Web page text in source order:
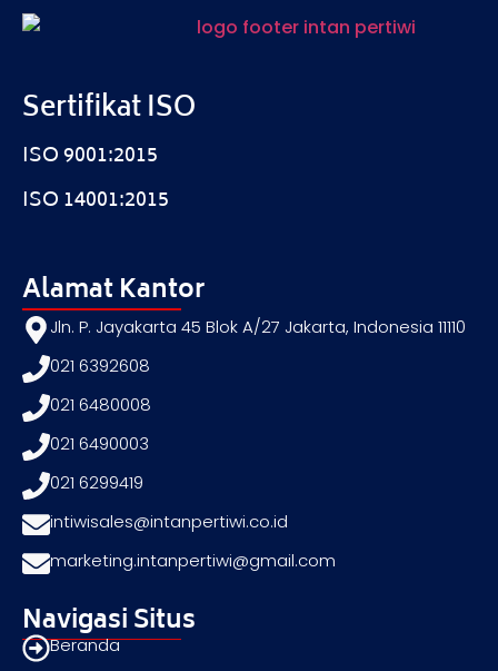
Sertifikat ISO
ISO 9001:2015
ISO 14001:2015
Alamat Kantor
Jln. P. Jayakarta 45 Blok A/27 Jakarta, Indonesia 11110
021 6392608
021 6480008
021 6490003
021 6299419
intiwisales@intanpertiwi.co.id
marketing.intanpertiwi@gmail.com
Navigasi Situs
Beranda